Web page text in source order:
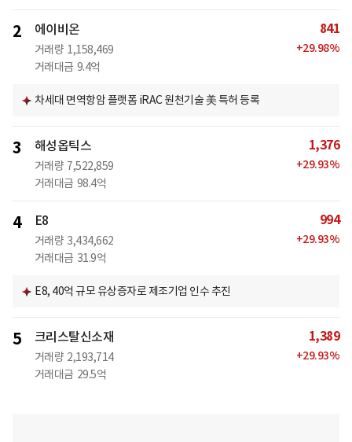
2 에이비온
거래량 1,158,469
거래대금 9.4억
841
+29.98%
차세대 면역항암 플랫폼 iRAC 원천기술 美 특허 등록
3 해성옵틱스
거래량 7,522,859
거래대금 98.4억
1,376
+29.93%
4 E8
거래량 3,434,662
거래대금 31.9억
994
+29.93%
E8, 40억 규모 유상증자로 제조기업 인수 추진
5 크리스탈신소재
거래량 2,193,714
거래대금 29.5억
1,389
+29.93%